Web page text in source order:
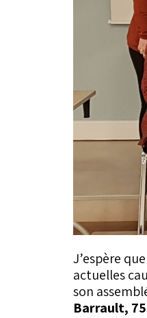
J’espère
actuelles
son
Barrault,